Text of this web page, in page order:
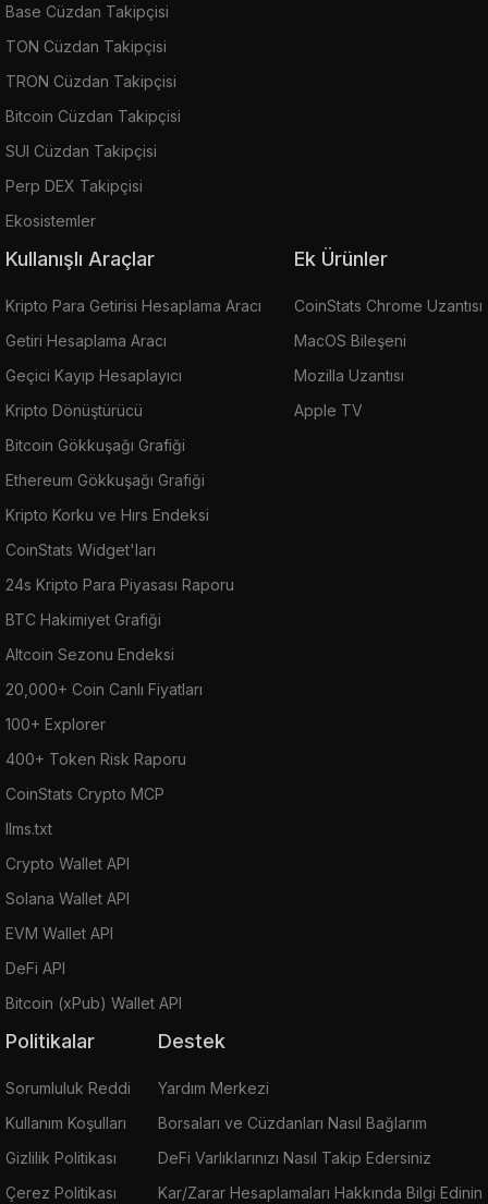
Base Cüzdan Takipçisi
TON Cüzdan Takipçisi
TRON Cüzdan Takipçisi
Bitcoin Cüzdan Takipçisi
SUI Cüzdan Takipçisi
Perp DEX Takipçisi
Ekosistemler
Kullanışlı Araçlar
Kripto Para Getirisi Hesaplama Aracı
Getiri Hesaplama Aracı
Geçici Kayıp Hesaplayıcı
Kripto Dönüştürücü
Bitcoin Gökkuşağı Grafiği
Ethereum Gökkuşağı Grafiği
Kripto Korku ve Hırs Endeksi
CoinStats Widget'ları
24s Kripto Para Piyasası Raporu
BTC Hakimiyet Grafiği
Altcoin Sezonu Endeksi
20,000+ Coin Canlı Fiyatları
100+ Explorer
400+ Token Risk Raporu
CoinStats Crypto MCP
llms.txt
Crypto Wallet API
Solana Wallet API
EVM Wallet API
DeFi API
Bitcoin (xPub) Wallet API
Ek Ürünler
CoinStats Chrome Uzantısı
MacOS Bileşeni
Mozilla Uzantısı
Apple TV
Politikalar
Sorumluluk Reddi
Kullanım Koşulları
Gizlilik Politikası
Çerez Politikası
Destek
Yardım Merkezi
Borsaları ve Cüzdanları Nasıl Bağlarım
DeFi Varlıklarınızı Nasıl Takip Edersiniz
Kar/Zarar Hesaplamaları Hakkında Bilgi Edinin